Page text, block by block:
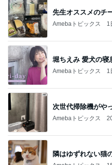
先生オススメのチ
Amebaトピックス 1
堀ちえみ 愛犬の寝
Amebaトピックス 1
次世代掃除機がや
Amebaトピックス
隣はゆずれない猫